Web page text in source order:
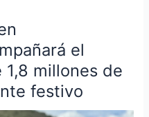
el
millones de
festivo